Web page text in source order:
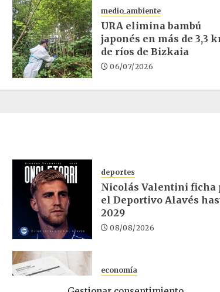
medio_ambiente
URA elimina bambú
japonés en más de 3,3
de ríos de Bizkaia
06/07/2026
deportes
Nicolás Valentini ficha
el Deportivo Alavés
2029
08/08/2026
economía
El desempleo en Euskadi